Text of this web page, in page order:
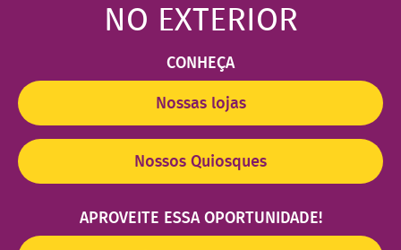
CONHEÇA
Nossas lojas
NO EXTERIOR
Nossos Quiosques
APROVEITE ESSA OPORTUNIDADE!